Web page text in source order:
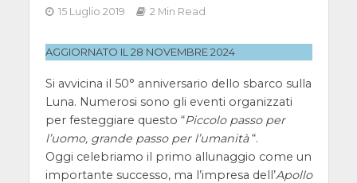
15 Luglio 2019 2 Min Read
AGGIORNATO IL 28 NOVEMBRE 2024
Si avvicina il 50° anniversario dello sbarco sulla
Luna. Numerosi sono gli eventi organizzati
per festeggiare questo “Piccolo passo per
l’uomo, grande passo per l’umanità“.
Oggi celebriamo il primo allunaggio come un
importante successo, ma l’impresa dell’Apollo